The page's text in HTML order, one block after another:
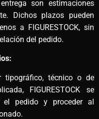
son estimaciones
Dichos plazos pueden
a FIGURESTOCK, sin
del pedido.
tipográfico, técnico o de
FIGURESTOCK se
el pedido y proceder al